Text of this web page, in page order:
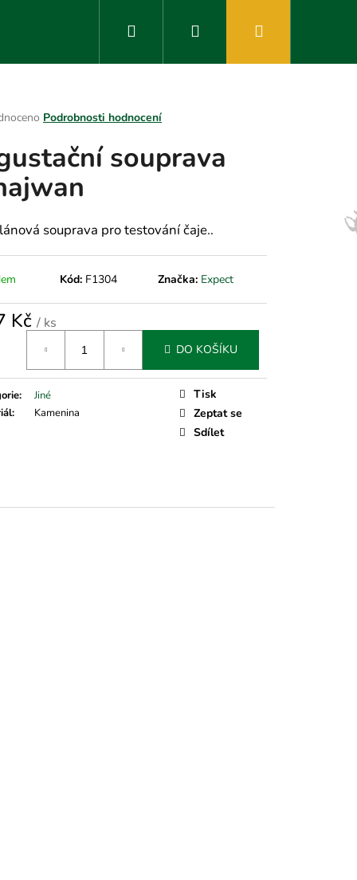
Hledat Přihlášení
Podrobnosti hodnocení
souprava
souprava pro testování čaje..
Kód: F1304 Značka: Expect
Kč / ks
DO KOŠÍKU
:
Jiné
: Kamenina
Tisk
Zeptat se
Sdílet